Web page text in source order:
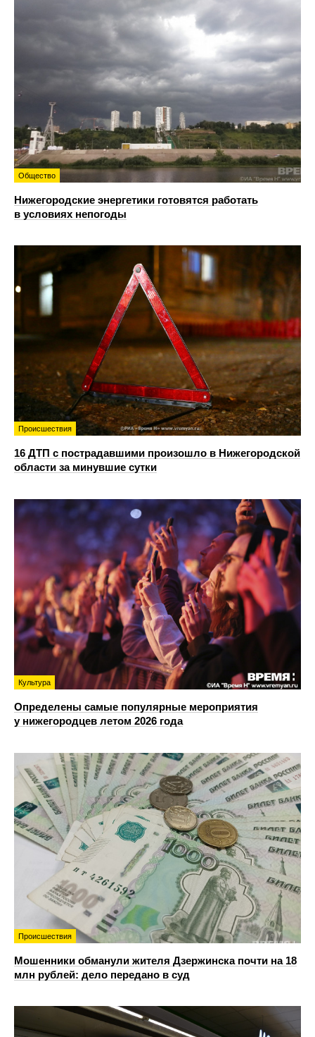
Общество
Нижегородские энергетики готовятся работать
в условиях непогоды
Происшествия
16 ДТП с пострадавшими произошло в Нижегородской
области за минувшие сутки
Культура
Определены самые популярные мероприятия
у нижегородцев летом 2026 года
Происшествия
Мошенники обманули жителя Дзержинска почти на 18
млн рублей: дело передано в суд